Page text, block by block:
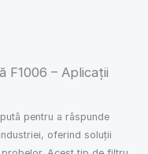
F1006 – Aplicații
pentru a răspunde
oferind soluții